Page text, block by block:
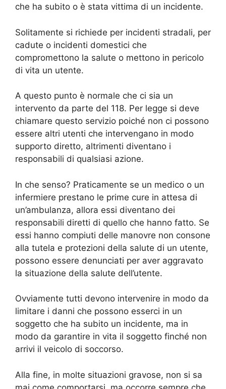
che ha subito o è stata vittima di un incidente.
Solitamente si richiede per incidenti stradali, per
cadute o incidenti domestici che
compromettono la salute o mettono in pericolo
di vita un utente.
A questo punto è normale che ci sia un
intervento da parte del 118. Per legge si deve
chiamare questo servizio poiché non ci possono
essere altri utenti che intervengano in modo
supporto diretto, altrimenti diventano i
responsabili di qualsiasi azione.
In che senso? Praticamente se un medico o un
infermiere prestano le prime cure in attesa di
un’ambulanza, allora essi diventano dei
responsabili diretti di quello che hanno fatto. Se
essi hanno compiuti delle manovre non consone
alla tutela e protezioni della salute di un utente,
possono essere denunciati per aver aggravato
la situazione della salute dell’utente.
Ovviamente tutti devono intervenire in modo da
limitare i danni che possono esserci in un
soggetto che ha subito un incidente, ma in
modo da garantire in vita il soggetto finché non
arrivi il veicolo di soccorso.
Alla fine, in molte situazioni gravose, non si sa